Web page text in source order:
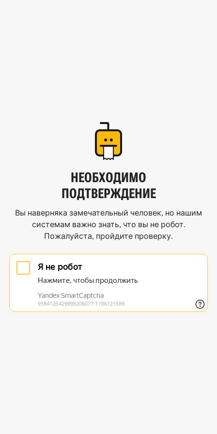
НЕОБХОДИМО
ПОДТВЕРЖДЕНИЕ
Вы наверняка замечательный человек, но нашим
системам важно знать, что вы не робот.
Пожалуйста, пройдите проверку.